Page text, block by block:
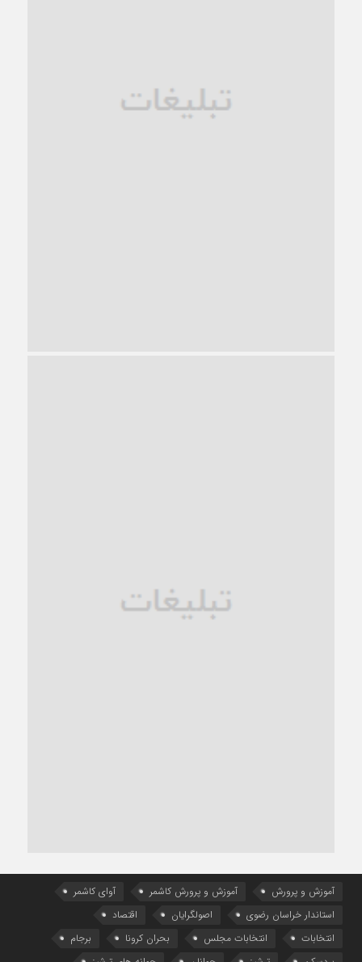
آموزش و پرورش آموزش و پرورش کاشمر
آوای کاشمر
استاندار خراسان رضوی
اصولگرایان
اقتصاد
انتخابات
انتخابات مجلس بحران کرونا
برجام